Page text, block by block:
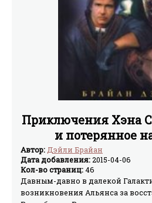
Приключения Хэна
и потерянное
Автор: Дэйли Брайан
Дата добавления:2015-04-06
Кол-во страниц:46
Давным-давно в далекой
возникновения Альянса за